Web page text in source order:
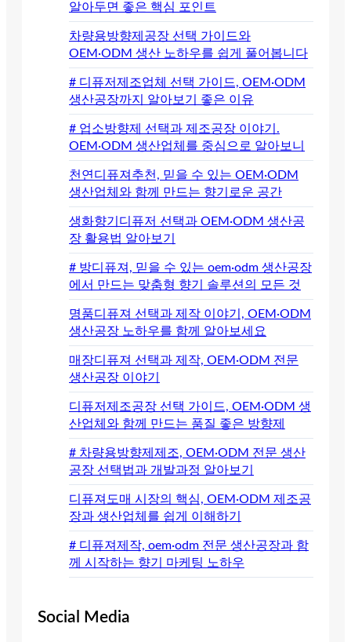
알아두면 좋은 핵심 포인트
차량용방향제공장 선택 가이드와
OEM·ODM 생산 노하우를 쉽게 풀어봅니다
# 디퓨저제조업체 선택 가이드, OEM·ODM
생산공장까지 알아보기 좋은 이유
# 업소방향제 선택과 제조공장 이야기.
OEM·ODM 생산업체를 중심으로 알아보니
천연디퓨져추천, 믿을 수 있는 OEM·ODM
생산업체와 함께 만드는 향기로운 공간
생화향기디퓨저 선택과 OEM·ODM 생산공
장 활용법 알아보기
# 방디퓨져, 믿을 수 있는 oem·odm 생산공장
에서 만드는 맞춤형 향기 솔루션의 모든 것
명품디퓨져 선택과 제작 이야기, OEM·ODM
생산공장 노하우를 함께 알아보세요
매장디퓨져 선택과 제작, OEM·ODM 전문
생산공장 이야기
디퓨저제조공장 선택 가이드, OEM·ODM 생
산업체와 함께 만드는 품질 좋은 방향제
# 차량용방향제제조, OEM·ODM 전문 생산
공장 선택법과 개발과정 알아보기
디퓨져도매 시장의 핵심, OEM·ODM 제조공
장과 생산업체를 쉽게 이해하기
# 디퓨져제작, oem·odm 전문 생산공장과 함
께 시작하는 향기 마케팅 노하우
Social Media